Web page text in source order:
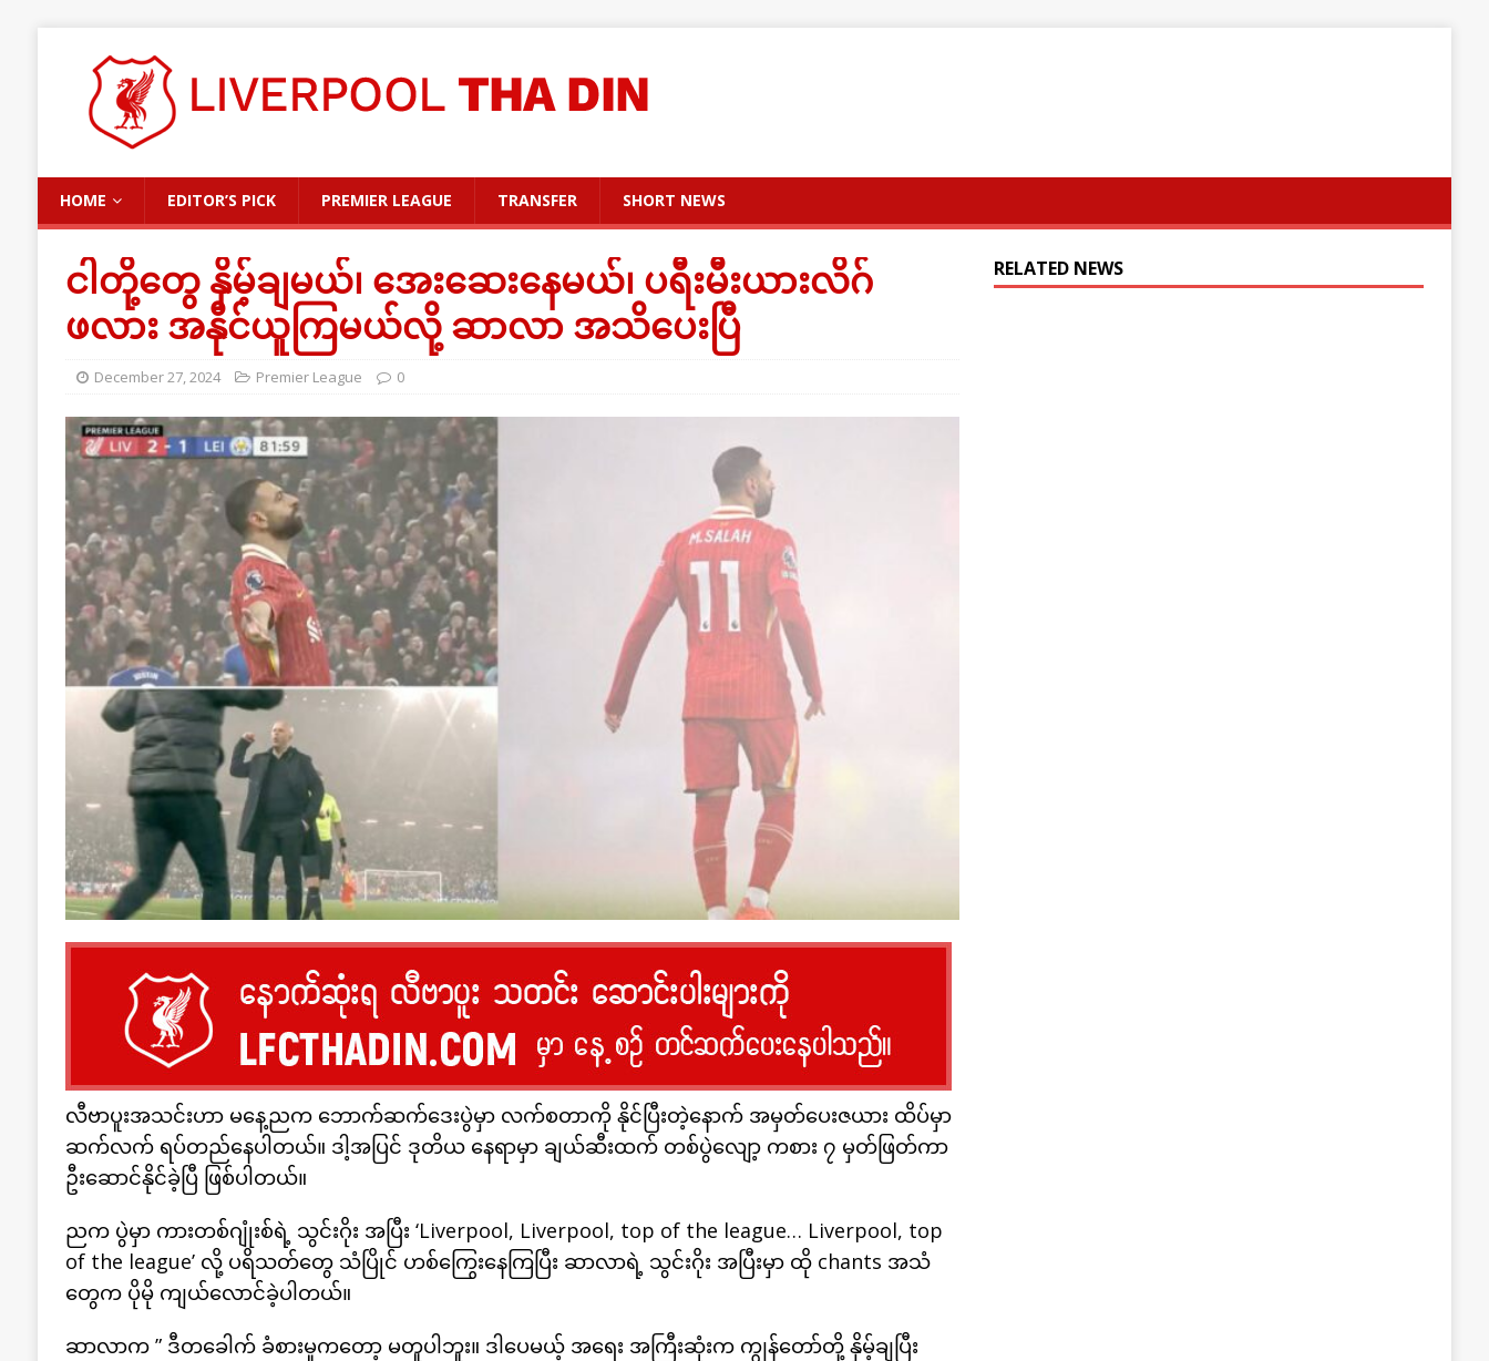
HOME EDITOR’S PICK PREMIER LEAGUE TRANSFER SHORT NEWS
ငါတို့တွေ နှိမ့်ချမယ်၊ အေးဆေးနေမယ်၊ ပရီးမီးယားလိဂ်
ဖလား အနိုင်ယူကြမယ်လို့ ဆာလာ အသိပေးပြီ
December 27, 2024 Premier League 0
လီဗာပူးအသင်းဟာ မနေ့ညက ဘောက်ဆက်ဒေးပွဲမှာ လက်စတာကို နိုင်ပြီးတဲ့နောက် အမှတ်ပေးဇယား ထိပ်မှာ
ဆက်လက် ရပ်တည်နေပါတယ်။ ဒါ့အပြင် ဒုတိယ နေရာမှာ ချယ်ဆီးထက် တစ်ပွဲလျော့ ကစား ၇ မှတ်ဖြတ်ကာ
ဦးဆောင်နိုင်ခဲ့ပြီ ဖြစ်ပါတယ်။
ညက ပွဲမှာ ကားတစ်ဂျုံးစ်ရဲ့ သွင်းဂိုး အပြီး ‘Liverpool, Liverpool, top of the league… Liverpool, top
of the league’ လို့ ပရိသတ်တွေ သံပြိုင် ဟစ်ကြွေးနေကြပြီး ဆာလာရဲ့ သွင်းဂိုး အပြီးမှာ ထို chants အသံ
တွေက ပိုမို ကျယ်လောင်ခဲ့ပါတယ်။
ဆာလာက ” ဒီတခေါက် ခံစားမှုကတော့ မတူပါဘူး။ ဒါပေမယ့် အရေး အကြီးဆုံးက ကျွန်တော်တို့ နှိမ့်ချပြီး
RELATED NEWS